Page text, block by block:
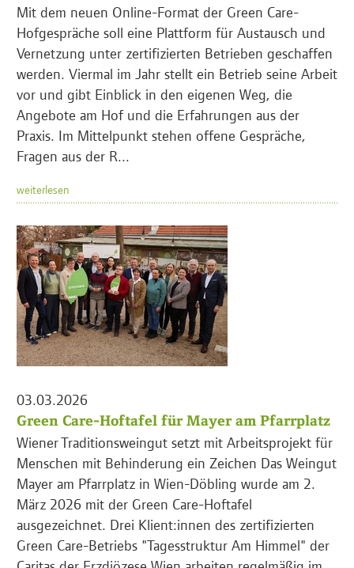
Mit dem neuen Online-Format der Green Care-
Hofgespräche soll eine Plattform für Austausch und
Vernetzung unter zertifizierten Betrieben geschaffen
werden. Viermal im Jahr stellt ein Betrieb seine Arbeit
vor und gibt Einblick in den eigenen Weg, die
Angebote am Hof und die Erfahrungen aus der
Praxis. Im Mittelpunkt stehen offene Gespräche,
Fragen aus der R...
weiterlesen
03.03.2026
Green Care-Hoftafel für Mayer am Pfarrplatz
Wiener Traditionsweingut setzt mit Arbeitsprojekt für
Menschen mit Behinderung ein Zeichen Das Weingut
Mayer am Pfarrplatz in Wien-Döbling wurde am 2.
März 2026 mit der Green Care-Hoftafel
ausgezeichnet. Drei Klient:innen des zertifizierten
Green Care-Betriebs "Tagesstruktur Am Himmel" der